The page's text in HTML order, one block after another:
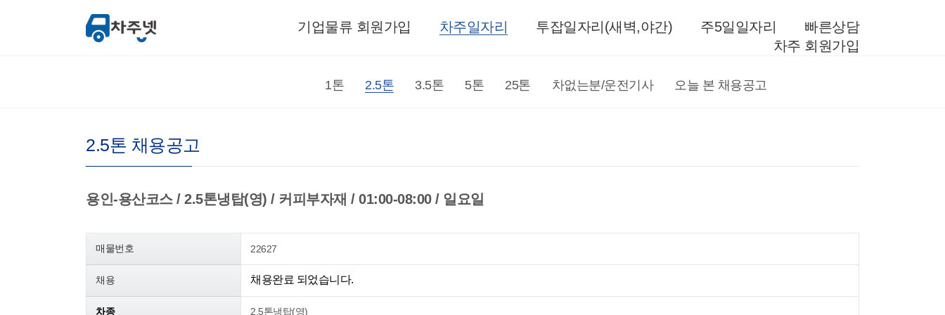
빠른상담
주5일일자리
투잡일자리(새벽,야간)
차주일자리
기업물류 회원가입
차주 회원가입
1톤 2.5톤 3.5톤 5톤 25톤 차없는분/운전기사 오늘 본 채용공고
2.5톤 채용공고
용인-용산코스 / 2.5톤냉탑(영) / 커피부자재 / 01:00-08:00 / 일요일
매물번호 22627
채용 채용완료 되었습니다.
차종 2.5톤냉탑(영)